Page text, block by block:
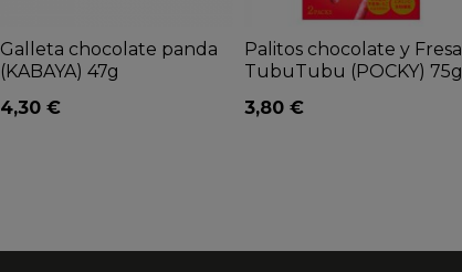
Galleta chocolate panda
(KABAYA) 47g
4,30 €
Palitos chocolate y Fresa
TubuTubu (POCKY) 75g
3,80 €